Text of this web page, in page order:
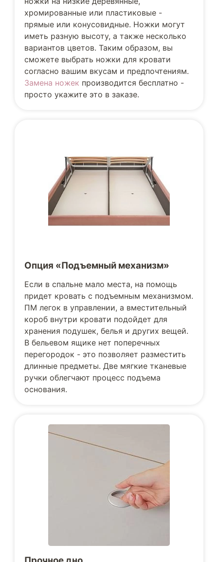
хромированные или пластиковые -
прямые или конусовидные. Ножки могут
иметь разную высоту, а также несколько
вариантов цветов. Таким образом, вы
сможете выбрать ножки для кровати
согласно вашим вкусам и предпочтениям.
Замена ножек производится бесплатно -
просто укажите это в заказе.
Опция «Подъемный механизм»
Если в спальне мало места, на помощь
придет кровать с подъемным механизмом.
ПМ легок в управлении, а вместительный
короб внутри кровати подойдет для
хранения подушек, белья и других вещей.
В бельевом ящике нет поперечных
перегородок - это позволяет разместить
длинные предметы. Две мягкие тканевые
ручки облегчают процесс подъема
основания.